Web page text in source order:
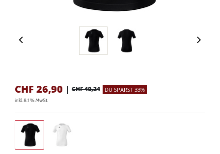
CHF 26,90 | CHF 40,24 DU SPARST 33%
inkl. 8.1 % MwSt.